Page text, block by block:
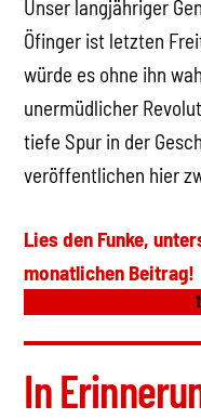
Unser langjähriger
Öfinger ist letzten
würde es ohne ihn
unermüdlicher
tiefe Spur in der
veröffentlichen hier
Lies den Funke,
monatlichen Beitrag!
In